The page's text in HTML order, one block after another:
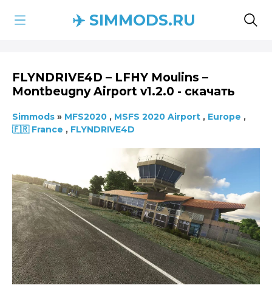
✈️ SIMMODS.RU
FLYNDRIVE4D – LFHY Moulins –
Montbeugny Airport v1.2.0 - скачать
Simmods » MFS2020 , MSFS 2020 Airport , Europe ,
🇫🇷 France , FLYNDRIVE4D